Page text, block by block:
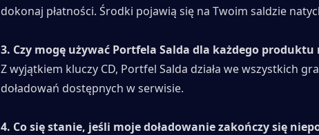
dokonaj płatności. Środki pojawią się na Twoim saldzie
3. Czy mogę używać Portfela Salda dla każdego produktu
Z wyjątkiem kluczy CD, Portfel Salda działa we wszystkich
doładowań dostępnych w serwisie.
4. Co się stanie, jeśli moje doładowanie zakończy się